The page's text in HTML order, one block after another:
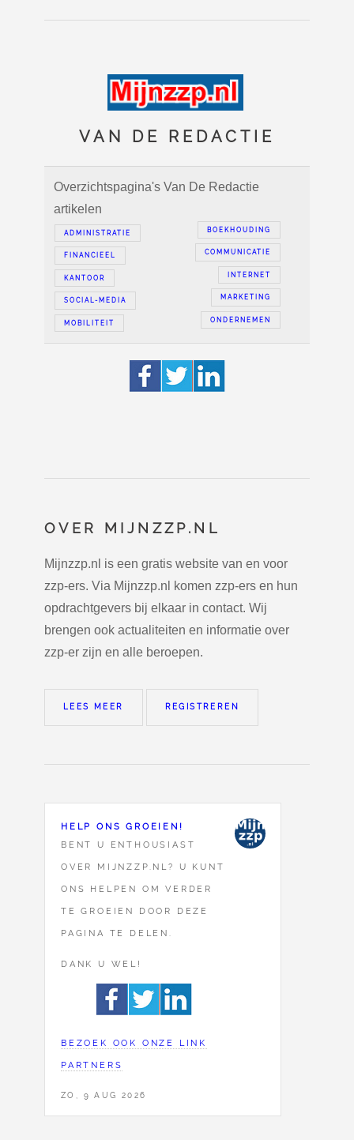
VAN DE REDACTIE
Overzichtspagina's Van De Redactie
artikelen
BOEKHOUDING
ADMINISTRATIE
COMMUNICATIE
FINANCIEEL
INTERNET
KANTOOR
MARKETING
SOCIAL-MEDIA
ONDERNEMEN
MOBILITEIT
OVER MIJNZZP.NL
Mijnzzp.nl is een gratis website van en voor
zzp-ers. Via Mijnzzp.nl komen zzp-ers en hun
opdrachtgevers bij elkaar in contact. Wij
brengen ook actualiteiten en informatie over
zzp-er zijn en alle beroepen.
LEES MEER REGISTREREN
HELP ONS GROEIEN!
BENT U ENTHOUSIAST
OVER MIJNZZP.NL? U KUNT
ONS HELPEN OM VERDER
TE GROEIEN DOOR DEZE
PAGINA TE DELEN.
DANK U WEL!
BEZOEK OOK ONZE LINK
PARTNERS
ZO, 9 AUG 2026